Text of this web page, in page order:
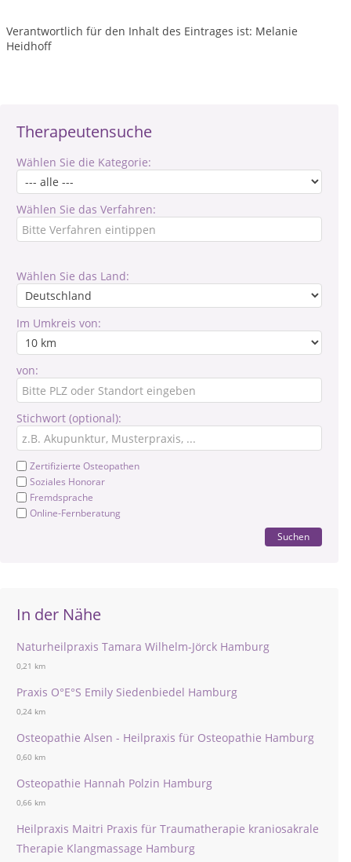
Therapeutensuche
Wählen Sie die Kategorie:
Wählen Sie das Verfahren:
Wählen Sie das Land:
Im Umkreis von:
von:
Stichwort (optional):
Zertifizierte Osteopathen
Soziales Honorar
Fremdsprache
Online-Fernberatung
Suchen
In der Nähe
Naturheilpraxis Tamara Wilhelm-Jörck Hamburg
0,21 km
Praxis O°E°S Emily Siedenbiedel Hamburg
0,24 km
Osteopathie Alsen - Heilpraxis für Osteopathie Hamburg
0,60 km
Osteopathie Hannah Polzin Hamburg
0,66 km
Heilpraxis Maitri Praxis für Traumatherapie kraniosakrale
Therapie Klangmassage Hamburg
Verantwortlich für den Inhalt des Eintrages ist: Melanie
Heidhoff